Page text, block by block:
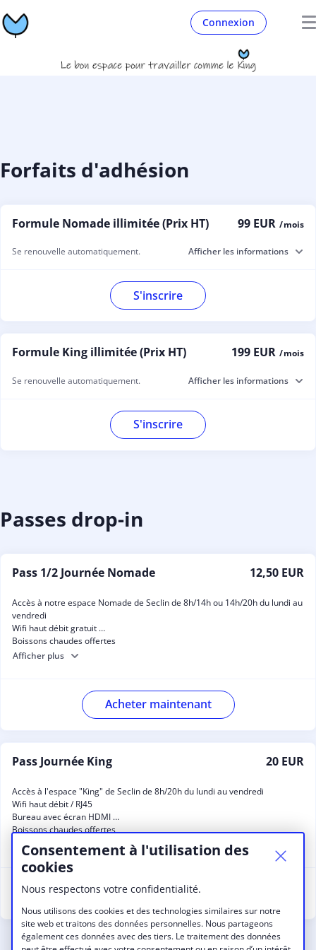
Consentement à l'utilisation des
cookies
Nous respectons votre confidentialité.
Nous utilisons des cookies et des technologies similaires sur notre
site web et traitons des données personnelles. Nous partageons
également ces données avec des tiers. Le traitement des données
Connexion
Forfaits d'adhésion
Formule Nomade illimitée (Prix HT) 99 EUR / mois
Se renouvelle automatiquement. Afficher les informations
S'inscrire
Formule King illimitée (Prix HT) 199 EUR / mois
Se renouvelle automatiquement. Afficher les informations
S'inscrire
Passes drop-in
Pass 1/2 Journée Nomade 12,50 EUR
Accès à notre espace Nomade de Seclin de 8h/14h ou 14h/20h du lundi au
vendredi
Wifi haut débit gratuit
Boissons chaudes offertes
Afficher plus
Acheter maintenant
Pass Journée King 20 EUR
Accès à l'espace "King" de Seclin de 8h/20h du lundi au vendredi
Wifi haut débit / RJ45
Bureau avec écran HDMI
Boissons chaudes offertes
Afficher plus
Acheter maintenant